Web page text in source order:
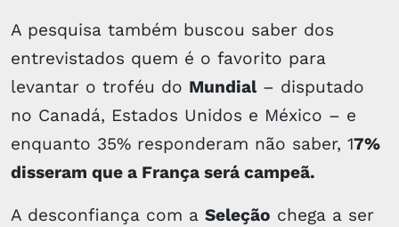
A pesquisa também buscou saber dos
entrevistados quem é o favorito para
levantar o troféu do Mundial– disputado
no Canadá, Estados Unidos e México – e
enquanto 35% responderam não saber, 17%
disseram que a França será campeã.
A desconfiança com a Seleção chega a ser